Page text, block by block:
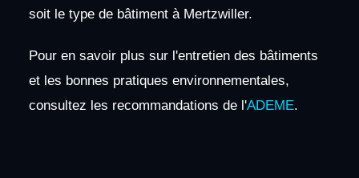
soit le type de bâtiment à Mertzwiller.
Pour en savoir plus sur l'entretien des bâtiments
et les bonnes pratiques environnementales,
consultez les recommandations de l'ADEME.